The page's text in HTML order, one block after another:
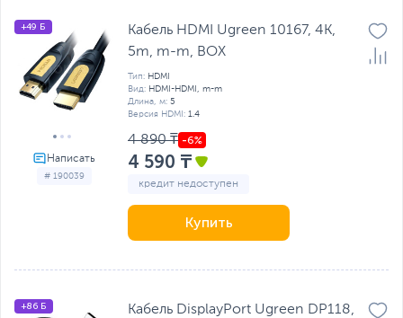
# 190039
+49 Б
Кабель HDMI Ugreen 10167, 4K,
5m, m-m, BOX
Тип: HDMI
Вид: HDMI-HDMI, m-m
Длина, м: 5
Версия HDMI: 1.4
4 890 ₸
4 590 ₸
кредит недоступен
Купить
+86 Б
Кабель DisplayPort Ugreen DP118,